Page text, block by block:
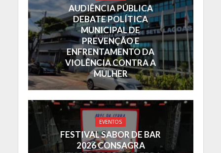
AUDIÊNCIA PÚBLICA
DEBATE POLÍTICA
MUNICIPAL DE
PREVENÇÃO E
ENFRENTAMENTO DA
VIOLÊNCIA CONTRA A
MULHER
EVENTOS
FESTIVAL SABOR DE BAR
2026 CONSAGRA